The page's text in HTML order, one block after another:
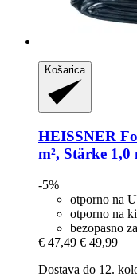
Košarica
HEISSNER
m², Stärke 1,0
-5%
otporno na
otporno na
bezopasno
€ 47,49 € 49,99
Dostava do 12.